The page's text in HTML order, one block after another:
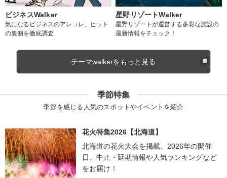
ビジネスWalker
気になるビジネスのアレコレ、ヒット
の裏側を徹底調査
星野リゾートWalker
星野リゾートが運営する多彩な施設の
最新情報をチェック！
テーマwalkerをもっと見る
季節特集
季節を感じる人気のスポットやイベントを紹介
花火特集2026【北海道】
北海道の花火大会を掲載。2026年の開催
日、中止・延期情報や人気ランキングなど
をお届け！